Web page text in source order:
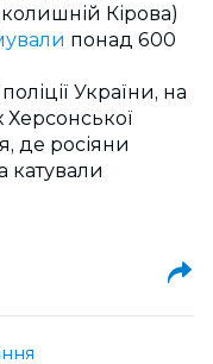
Кірова)
понад 600
України, на
Херсонської
де росіяни
катували